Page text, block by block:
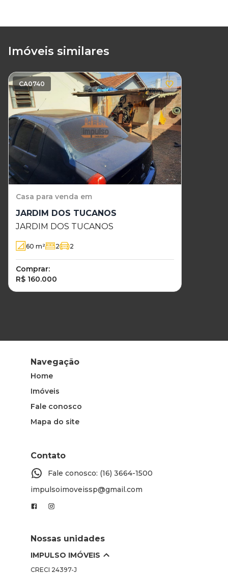
Imóveis similares
CA0740
Casa para venda em
JARDIM DOS TUCANOS
JARDIM DOS TUCANOS
60 m² 2 2
Comprar:
R$ 160.000
Navegação
Home
Imóveis
Fale conosco
Mapa do site
Contato
Fale conosco: (16) 3664-1500
impulsoimoveissp@gmail.com
Nossas unidades
IMPULSO IMÓVEIS
CRECI 24397-J